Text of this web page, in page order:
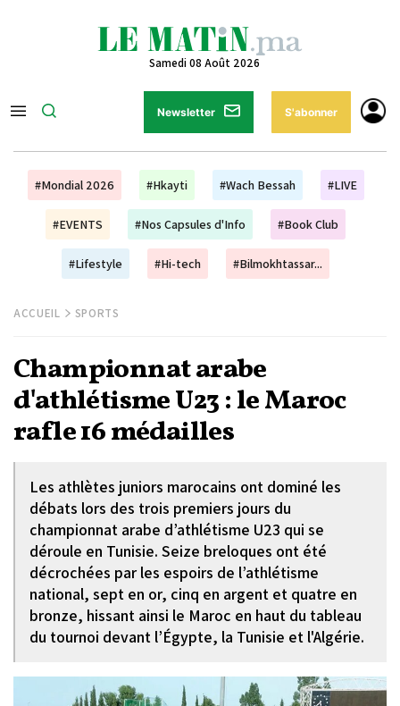
Samedi 08 Août 2026
Newsletter S'abonner
#Mondial 2026 #Hkayti #Wach Bessah #LIVE
#EVENTS #Nos Capsules d'Info #Book Club
#Lifestyle #Hi-tech #Bilmokhtassar...
ACCUEIL SPORTS
Championnat arabe
d'athlétisme U23 : le Maroc
rafle 16 médailles
Les athlètes juniors marocains ont dominé les
débats lors des trois premiers jours du
championnat arabe d’athlétisme U23 qui se
déroule en Tunisie. Seize breloques ont été
décrochées par les espoirs de l’athlétisme
national, sept en or, cinq en argent et quatre en
bronze, hissant ainsi le Maroc en haut du tableau
du tournoi devant l’Égypte, la Tunisie et l'Algérie.